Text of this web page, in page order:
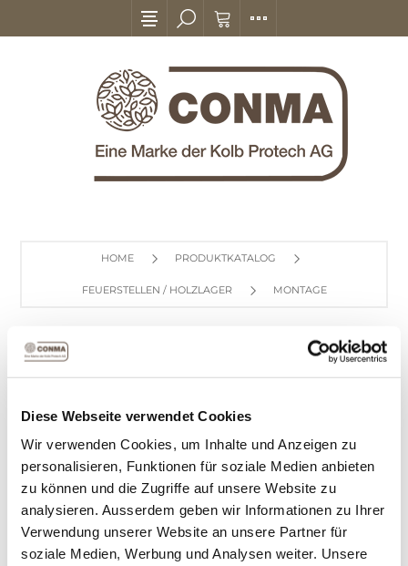
Diese Webseite verwendet Cookies
Wir verwenden Cookies, um Inhalte und Anzeigen zu
personalisieren, Funktionen für soziale Medien anbieten
zu können und die Zugriffe auf unsere Website zu
analysieren. Ausserdem geben wir Informationen zu Ihrer
Verwendung unserer Website an unsere Partner für
soziale Medien, Werbung und Analysen weiter. Unsere
HOME PRODUKTKATALOG
FEUERSTELLEN / HOLZLAGER MONTAGE
Anzeige
pro Seite